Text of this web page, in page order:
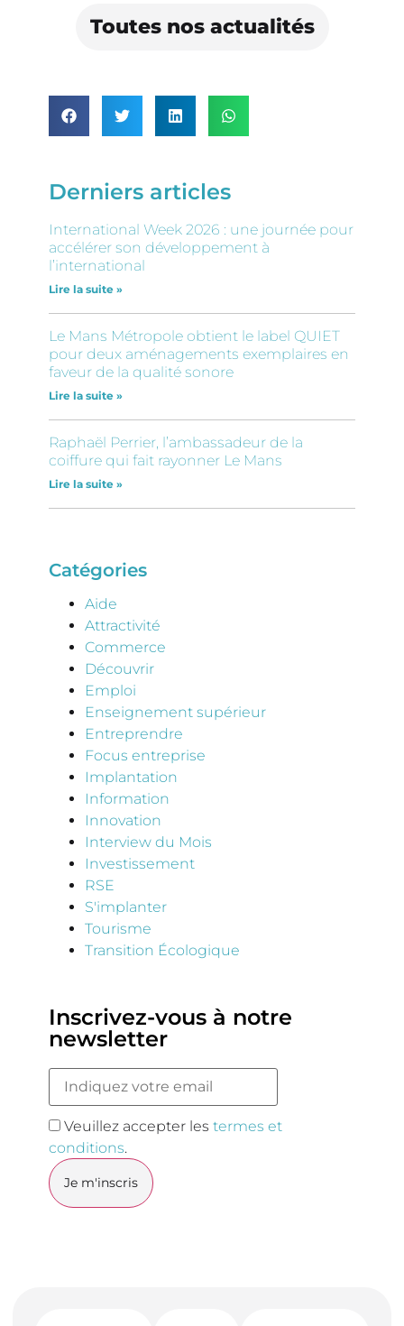
Toutes nos actualités
Derniers articles
International Week 2026 : une journée pour
accélérer son développement à
l’international
Lire la suite »
Le Mans Métropole obtient le label QUIET
pour deux aménagements exemplaires en
faveur de la qualité sonore
Lire la suite »
Raphaël Perrier, l’ambassadeur de la
coiffure qui fait rayonner Le Mans
Lire la suite »
Catégories
Aide
Attractivité
Commerce
Découvrir
Emploi
Enseignement supérieur
Entreprendre
Focus entreprise
Implantation
Information
Innovation
Interview du Mois
Investissement
RSE
S'implanter
Tourisme
Transition Écologique
Inscrivez-vous à notre
newsletter
Veuillez accepter lestermes et
conditions.